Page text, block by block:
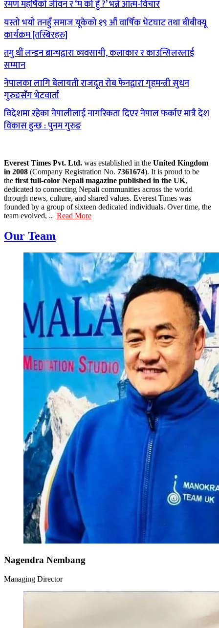
रमण महर्षिको जीवन र ‘म को हुँ ?’ भन्ने आत्म-विचार
यस्तो भयो तनहुँ समाज यूकेको १९ औं वार्षिक भेटघाट तथा बीबीक्यू
कार्यक्रम [तस्बिरहरु]
तमु धीं लन्डन ब्रान्चद्वारा व्यवसायी, कलाकार र काउन्सिलरलाई
सम्मान
नेपालका लागि बेलायती राजदूत रोब फेनद्वारा गृहमन्त्री सुधन
गुरुङसँग भेटवार्ता
विदेशमा रहेका नेपालीलाई नागरिकता दिएर नेपाल फर्काए मात्रै देश
विकास हुन्छ : पुनम गुरुङ
Everest Times Pvt. Ltd. was established in the United Kingdom
in 2008 (Company Registration No. 7361674). It is proud to be
the first full-color Nepali magazine published in the UK,
dedicated to connecting Nepali communities across the world
through news, culture, and shared values. Everest Times was
founded by a group of sixteen dedicated individuals. Over time, the
team evolved, .. Read More
Our Team
Nagendra Nembang
Managing Director